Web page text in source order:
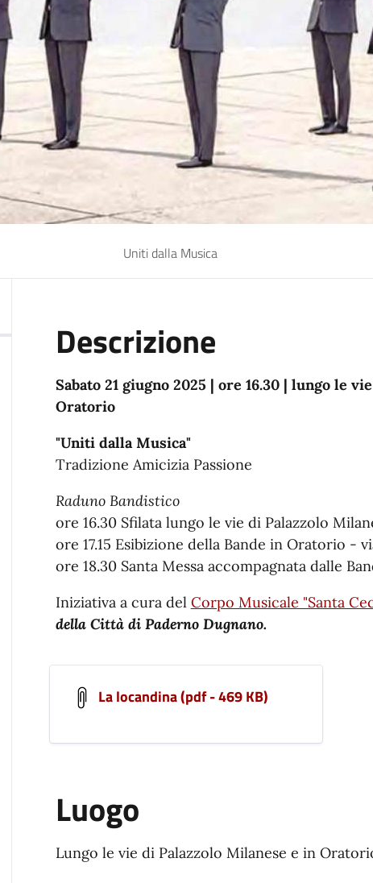
Uniti dalla Musica
Descrizione
Sabato 21 giugno 2025 | ore 16.30 | lungo le
Oratorio
"Uniti dalla Musica"
Tradizione Amicizia Passione
Raduno Bandistico
ore 16.30 Sfilata lungo le vie di Palazzolo
ore 17.15 Esibizione della Bande in Oratorio -
ore 18.30 Santa Messa accompagnata dalle
Iniziativa a cura del Corpo Musicale "Santa
della Città di Paderno Dugnano.
La locandina (pdf - 469 KB)
Luogo
Lungo le vie di Palazzolo Milanese e in